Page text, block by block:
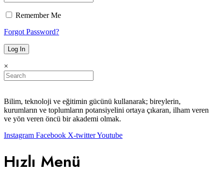
Remember Me
Forgot Password?
×
Bilim, teknoloji ve eğitimin gücünü kullanarak; bireylerin,
kurumların ve toplumların potansiyelini ortaya çıkaran, ilham veren
ve yön veren öncü bir akademi olmak.
Instagram Facebook X-twitterYoutube
Hızlı Menü